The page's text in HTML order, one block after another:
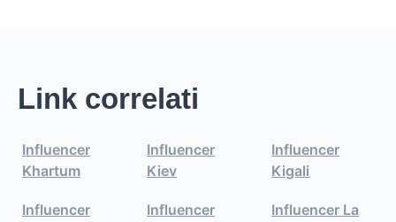
Link correlati
Influencer
Khartum
Influencer
Kiev
Influencer
Kigali
Influencer
Influencer
Influencer La